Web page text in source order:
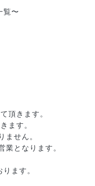
覧〜
頂きます。
ます。
ません。
業となります。
ます。